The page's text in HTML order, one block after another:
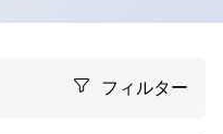
フィルター